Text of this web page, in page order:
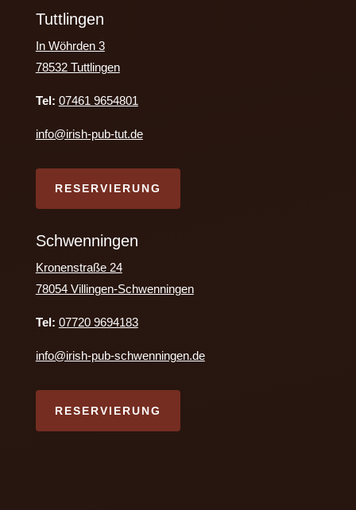
Tuttlingen
In Wöhrden 3
78532 Tuttlingen
Tel: 07461 9654801
info@irish-pub-tut.de
RESERVIERUNG
Schwenningen
Kronenstraße 24
78054 Villingen-Schwenningen
Tel: 07720 9694183
info@irish-pub-schwenningen.de
RESERVIERUNG